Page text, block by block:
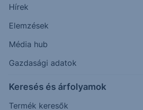
Hírek
Elemzések
Média hub
Gazdasági adatok
Keresés és árfolyamok
Termék keresők
jönnek ma
A hazai piacon gyengült a forint az
szemben tegnap. A nemzetközi